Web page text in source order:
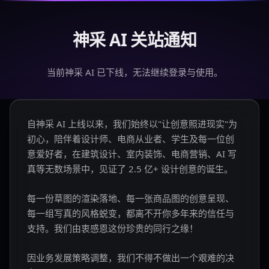
神采 AI 关站通知
当前神采 AI 已下线，无法继续登录与使用。
自神采 AI 上线以来，我们始终以"让创意照进现实"为
初心，陪伴着设计师、电商从业者、学生及每一位创
意爱好者，在建筑设计、室内装饰、电商营销、AI 写
真等无数场景中，见证了 2.5 亿+ 设计创意的诞生。
每一份草图的渲染落地、每一张商品图的创意呈现、
每一组写真的风格蜕变，都离不开你多年来的信任与
支持。我们由衷感恩这份珍贵的同行之缘！
因业务发展策略调整，我们不得不做出一个艰难的决